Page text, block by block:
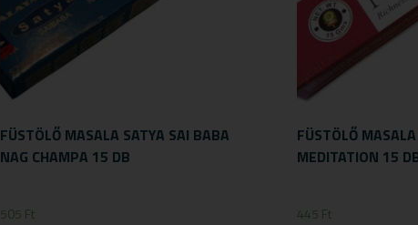
FÜSTÖLŐ MASALA SATYA SAI BABA
NAG CHAMPA 15 DB
505 Ft
FÜSTÖLŐ
MEDITATION 15
445 Ft